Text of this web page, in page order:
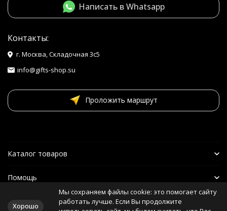
Написать в Whatsapp
Контакты:
г. Москва, Складочная 3с5
info@gifts-shop.su
Проложить маршрут
Каталог товаров
Помощь
Наши друзья
Хорошо
Мы сохраняем файлы cookie: это помогает сайту
работать лучше. Если Вы продолжите